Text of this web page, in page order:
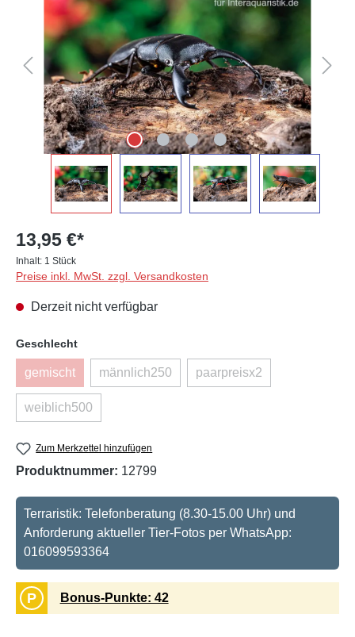
13,95 €*
Inhalt: 1 Stück
Preise inkl. MwSt. zzgl. Versandkosten
Derzeit nicht verfügbar
Geschlechtauswählen
gemischt
(Diese Option ist zurzeit nicht verfügbar.)
männlich250
(Diese Option ist zurzeit nicht verfügbar.)
paarpreisx2
(Diese Option ist zurzeit
weiblich500
(Diese Option ist zurzeit nicht verfügbar.)
Zum Merkzettel hinzufügen
Produktnummer: 12799
Terraristik: Telefonberatung (8.30-15.00 Uhr) und
Anforderung aktueller Tier-Fotos per WhatsApp:
016099593364
P Bonus-Punkte: 42